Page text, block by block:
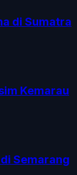
di Sumatra
Kemarau
Semarang